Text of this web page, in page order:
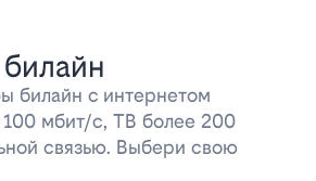
билайн с интернетом
100 мбит/с, ТВ более 200
связью. Выбери свою